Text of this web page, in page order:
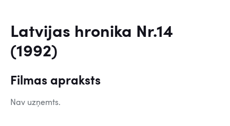
Latvijas hronika Nr.14
(1992)
Filmas apraksts
Nav uzņemts.